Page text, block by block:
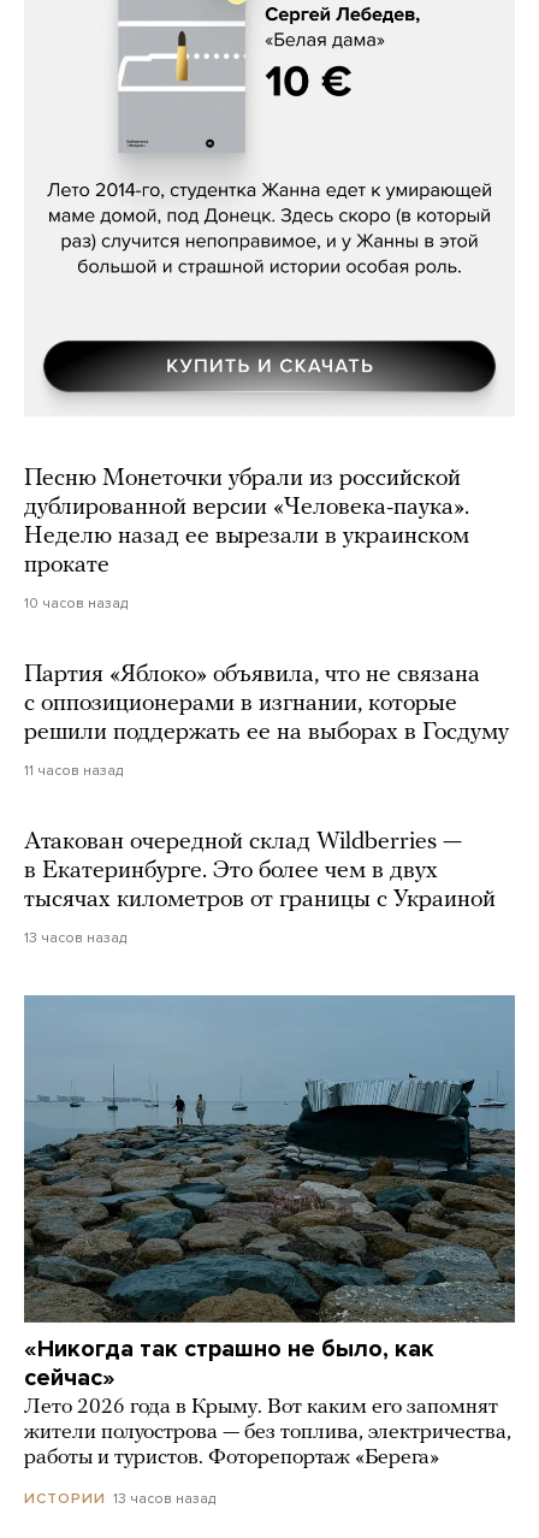
Сергей Лебедев, «Белая дама»
Песню Монеточки убрали из российской
дублированной версии «Человека-паука».
Неделю назад ее вырезали в украинском
прокате
10 часов назад
Партия «Яблоко» объявила, что не связана
с оппозиционерами в изгнании, которые
решили поддержать ее на выборах в Госдуму
11 часов назад
Атакован очередной склад Wildberries —
в Екатеринбурге. Это более чем в двух
тысячах километров от границы с Украиной
13 часов назад
«Никогда так страшно не было, как
сейчас»
Лето 2026 года в Крыму. Вот каким его запомнят
жители полуострова — без топлива, электричества,
работы и туристов. Фоторепортаж «Берега»
ИСТОРИИ 13 часов назад